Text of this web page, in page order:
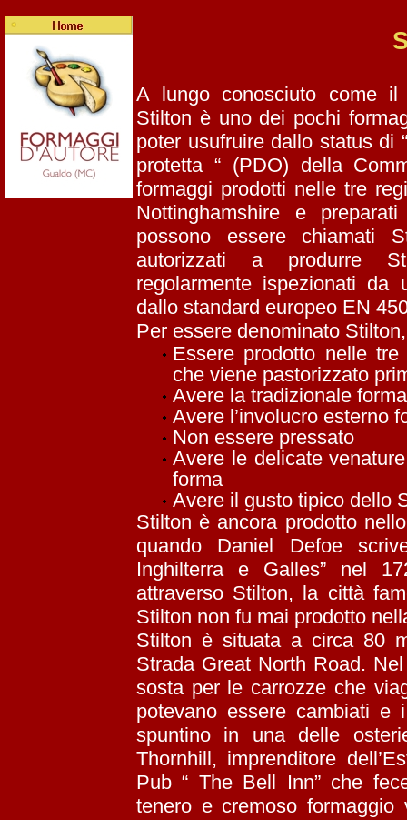
A lungo conosciuto come il
Stilton è uno dei pochi
poter usufruire dallo status di
protetta “ (PDO) della
formaggi prodotti nelle tre
Nottinghamshire e
possono essere chiamati
autorizzati a produrre
regolarmente ispezionati da
dallo standard europeo EN
Per essere denominato
Essere prodotto nelle
che viene pastorizzato
Avere la tradizionale
Avere l’involucro esterno
Non essere pressato
Avere le delicate
forma
Avere il gusto tipico dello
Stilton è ancora prodotto
quando Daniel Defoe
Inghilterra e Galles” nel
attraverso Stilton, la città
Stilton non fu mai prodotto
Stilton è situata a circa 80
Strada Great North Road.
sosta per le carrozze che
potevano essere cambiati e
spuntino in una delle
Thornhill, imprenditore
Pub “ The Bell Inn” che
tenero e cremoso